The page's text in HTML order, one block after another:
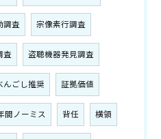
調査 宗像素行調査
査 盗聴機器発見調査
んごし推奨 証拠価値
間ノーミス 背任 横領